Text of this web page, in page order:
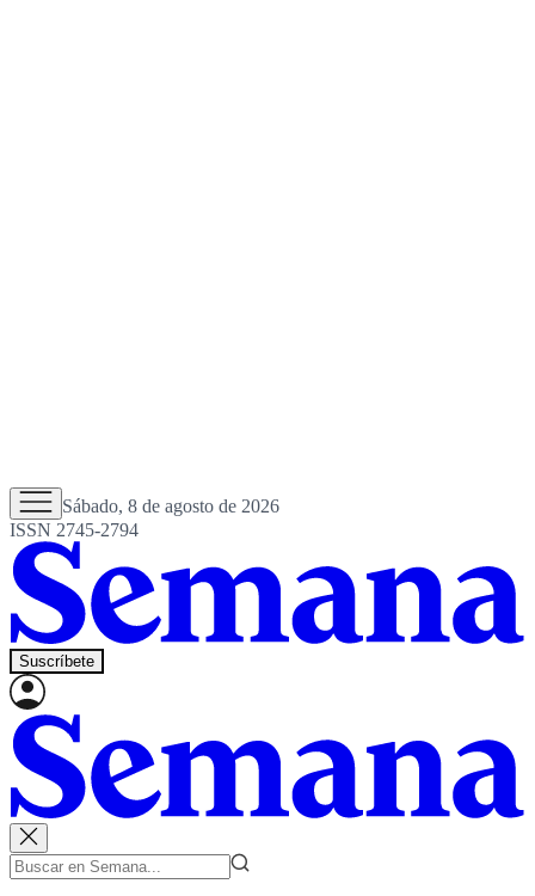
Sábado, 8 de agosto de 2026
ISSN 2745-2794
Suscríbete